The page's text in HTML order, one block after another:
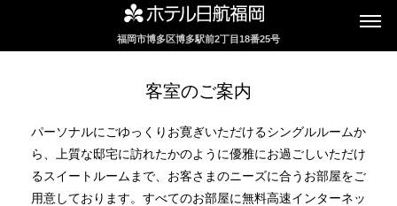
福岡市博多区博多駅前2丁目18番25号
客室のご案内
パーソナルにごゆっくりお寛ぎいただけるシングルルームか
ら、上質な邸宅に訪れたかのように優雅にお過ごしいただけ
るスイートルームまで、お客さまのニーズに合うお部屋をご
用意しております。すべてのお部屋に無料高速インターネッ